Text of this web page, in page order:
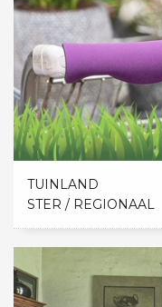
TUINLAND
STER / REGIONAAL